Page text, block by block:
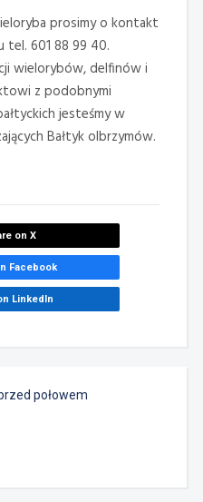
połowem
prosimy o kontakt
tel. 601 88 99 40.
wielorybów, delfinów i
z podobnymi
jesteśmy w
Bałtyk olbrzymów.
on X
Facebook
LinkedIn